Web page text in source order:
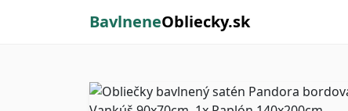
BavlneneObliecky.sk